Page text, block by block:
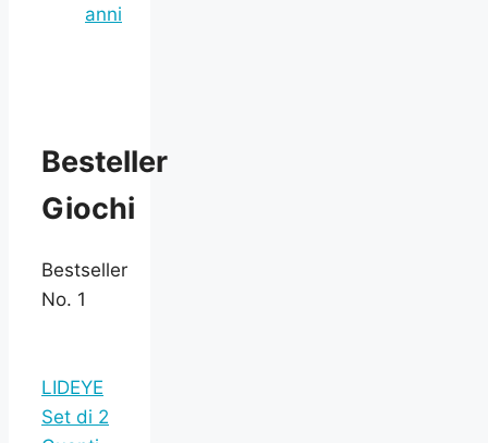
anni
Besteller
Giochi
Bestseller
No. 1
LIDEYE
Set di 2